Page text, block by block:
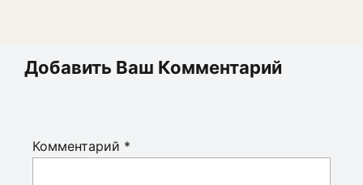
Добавить Ваш Комментарий
Комментарий *